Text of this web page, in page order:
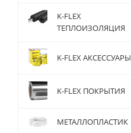
K-FLEX
ТЕПЛОИЗОЛЯЦИЯ
K-FLEX АКСЕССУАРЫ
K-FLEX ПОКРЫТИЯ
МЕТАЛЛОПЛАСТИК